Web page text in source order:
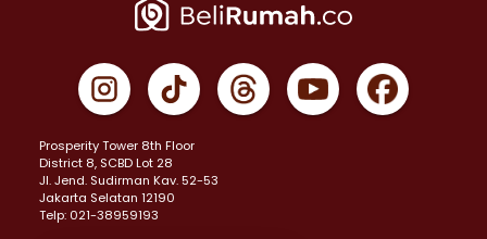
Properti Dijual di Jakarta Pusat >
Properti Dijual di Gambir >
Properti Dijual di Johar Baru >
Properti Dijual di Menteng >
Properti Dijual di Senen >
Properti Dijual di Tanah Abang >
Properti Dijual di Cikini >
Prosperity Tower 8th Floor
District 8, SCBD Lot 28
JI. Jend. Sudirman Kav. 52-53
Jakarta Selatan 12190
Telp: 021-38959193